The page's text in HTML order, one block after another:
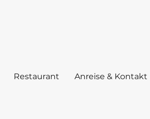
Restaurant Anreise & Kontakt